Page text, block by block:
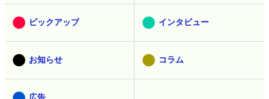
ピックアップ インタビュー
お知らせ コラム
広告